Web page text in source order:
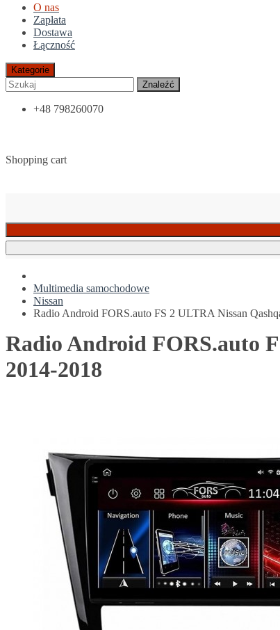
O nas
Zapłata
Dostawa
Łączność
Kategorie
Znaleźć
+48 798260070
Shopping cart
Multimedia samochodowe
Nissan
Radio Android FORS.auto FS 2 ULTRA Nissan
Radio Android FORS.auto
2014-2018